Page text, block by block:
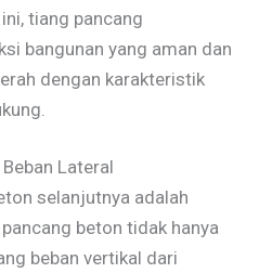
tiang pancang
bangunan yang aman dan
dengan karakteristik
Lateral
selanjutnya adalah
beton tidak hanya
beban vertikal dari